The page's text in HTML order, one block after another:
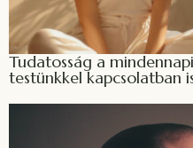
Tudatosság a
testünkkel kapcsolatban